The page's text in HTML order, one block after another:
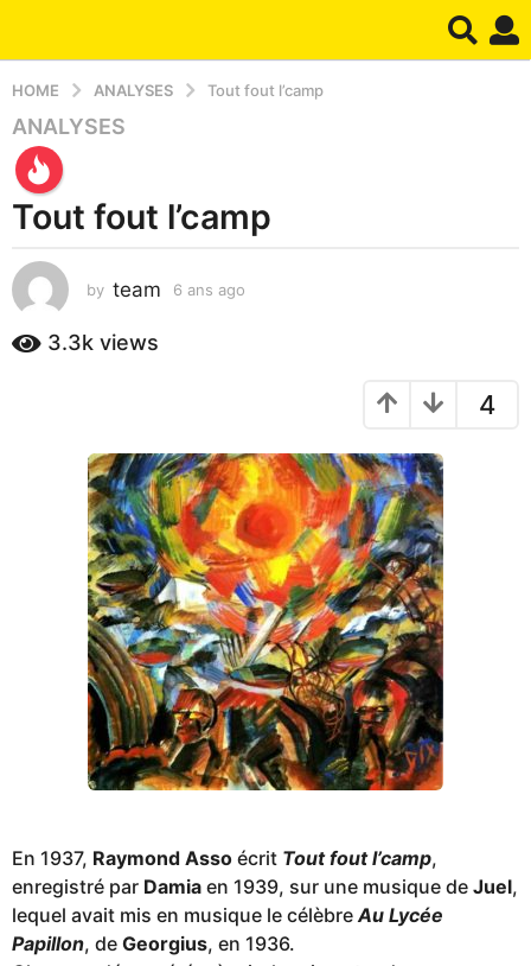
HOME ANALYSES Tout fout l’camp
6
a
n
s
g
o
a
ANALYSES
Tout fout l’camp
by team 6 ans ago
3.3k views
4
En 1937, Raymond Asso écrit Tout fout l’camp,
enregistré par Damia en 1939, sur une musique de Juel,
lequel avait mis en musique le célèbreAu Lycée
Papillon, de Georgius, en 1936.